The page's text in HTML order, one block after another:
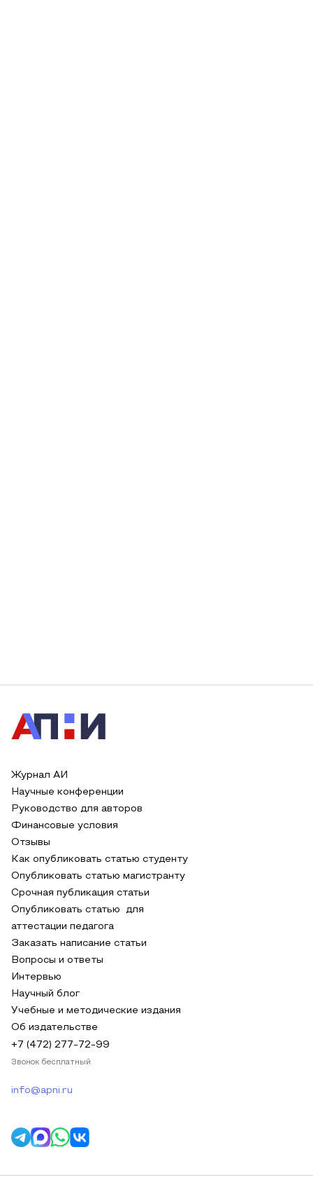
Журнал АИ
Научные конференции
Руководство для авторов
Финансовые условия
Отзывы
Как опубликовать статью студенту
Опубликовать статью магистранту
Срочная публикация статьи
Опубликовать статью для
аттестации педагога
Заказать написание статьи
Вопросы и ответы
Интервью
Научный блог
Учебные и методические издания
Об издательстве
+7 (472) 277-72-99
Звонок бесплатный
info@apni.ru